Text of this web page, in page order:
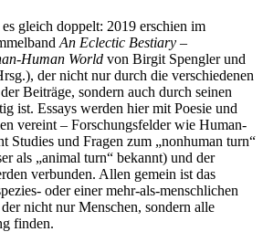
gleich doppelt: 2019 erschien im
An Eclectic Bestiary –
Human World von Birgit Spengler und
der nicht nur durch die verschiedenen
Beiträge, sondern auch durch seinen
ist. Essays werden hier mit Poesie und
vereint – Forschungsfelder wie Human-
Studies und Fragen zum „nonhuman turn“
als „animal turn“ bekannt) und der
verbunden. Allen gemein ist das
oder einer mehr-als-menschlichen
nicht nur Menschen, sondern alle
finden.